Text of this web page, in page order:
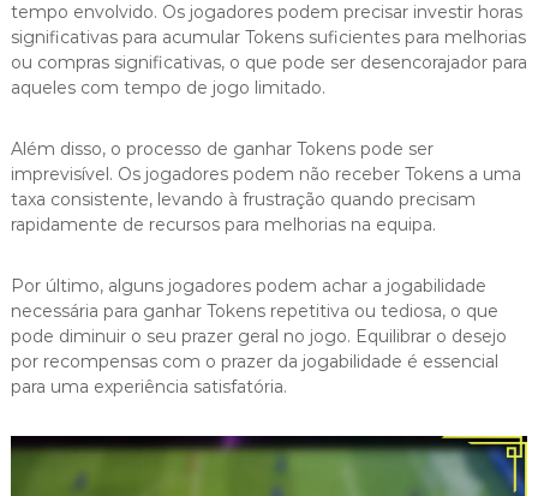
tempo envolvido. Os jogadores podem precisar investir horas
significativas para acumular Tokens suficientes para melhorias
ou compras significativas, o que pode ser desencorajador para
aqueles com tempo de jogo limitado.
Além disso, o processo de ganhar Tokens pode ser
imprevisível. Os jogadores podem não receber Tokens a uma
taxa consistente, levando à frustração quando precisam
rapidamente de recursos para melhorias na equipa.
Por último, alguns jogadores podem achar a jogabilidade
necessária para ganhar Tokens repetitiva ou tediosa, o que
pode diminuir o seu prazer geral no jogo. Equilibrar o desejo
por recompensas com o prazer da jogabilidade é essencial
para uma experiência satisfatória.